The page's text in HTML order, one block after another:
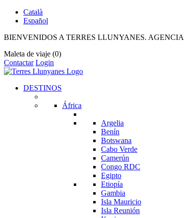
Català
Español
BIENVENIDOS A TERRES LLUNYANES.
Maleta de viaje (0)
Contactar Login
DESTINOS
África
Argelia
Benín
Botswana
Cabo Verde
Camerún
Congo RDC
Egipto
Etiopía
Gambia
Isla Mauricio
Isla Reunión